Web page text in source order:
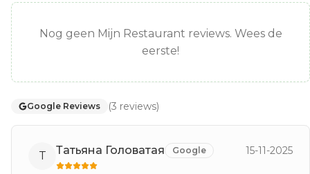
Nog geen Mijn Restaurant reviews. Wees de
eerste!
Google Reviews (3 reviews)
Т Татьяна Головатая Google 15-11-2025